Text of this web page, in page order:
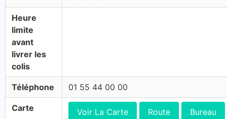
Heure
limite
avant
livrer les
colis
Téléphone 01 55 44 00 00
Carte Voir La Carte Route Bureau